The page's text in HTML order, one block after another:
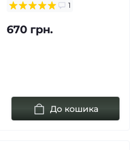
1
670 грн.
До кошика